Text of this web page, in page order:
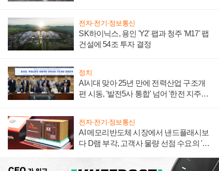
전자·전기·정보통신
SK하이닉스, 용인 'Y2' 팹과 청주 'M17' 팹
건설에 54조 투자 결정
정치
AI시대 맞아 25년 만에 전력산업 구조개
편 시동, '발전5사 통합' 넘어 '한전 지주사'
전자·전기·정보통신
AI 메모리반도체 시장에서 낸드플래시보
다 D램 부각, 고객사 물량 선점 수요의 '우